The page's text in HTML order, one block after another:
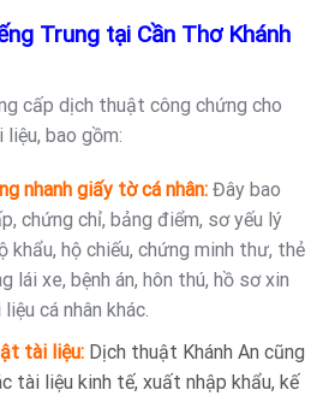
Trung tại Cần Thơ Khánh
cấp dịch thuật công chứng cho
bao gồm:
nhanh giấy tờ cá nhân: Đây bao
chứng chỉ, bảng điểm, sơ yếu lý
khẩu, hộ chiếu, chứng minh thư, thẻ
lái xe, bệnh án, hôn thú, hồ sơ xin
cá nhân khác.
tài liệu: Dịch thuật Khánh An cũng
tài liệu kinh tế, xuất nhập khẩu, kế